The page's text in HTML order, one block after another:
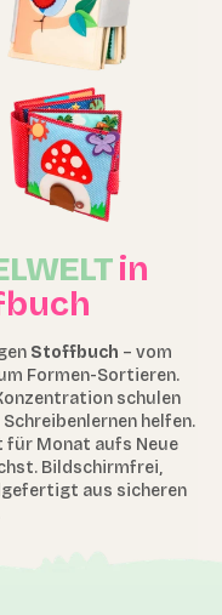
in
Stoffbuch – vom
Formen-Sortieren.
schulen
helfen.
für Monat aufs Neue
Bildschirmfrei,
aus sicheren